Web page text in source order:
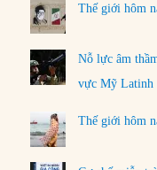
Thế giới hôm
Nỗ lực âm
vực Mỹ Latinh
Thế giới hôm